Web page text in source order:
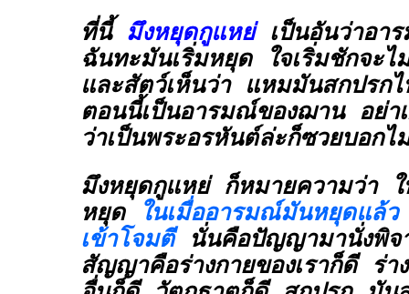
ที่นี้ มึงหยุดกูแหย่เป็นอันว่าอา
ฉันทะมันเริ่มหยุด ใจเริ่มชักจะ
และสัตว์เห็นว่า แหมมันสกปรก
ตอนนี้เป็นอารมณ์ของฌาน อย่า
ว่าเป็นพระอรหันต์ล่ะก็ซวยบอกไ
มึงหยุดกูแหย่ ก็หมายความว่า
หยุด
ในเมื่ออารมณ์มันหยุดแล้ว
เข้าโจมตีนั่นคือปัญญามานั่งพิจ
สัญญาคือร่างกายของเราก็ดี ร่า